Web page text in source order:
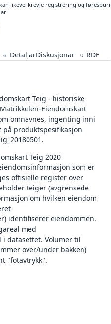
likevel krevje registrering og
6 DetaljarDiskusjonar 0 RDF
Teig - historiske
Eiendomskart
omnavnes, ingenting inni
på produktspesifikasjon:
Teig 2020
som er
offisielle register over
teiger (avgrensede
om hvilken eiendom
identifiserer eiendommen.
med
i datasettet. Volumer til
over/under bakken)
"fotavtrykk".